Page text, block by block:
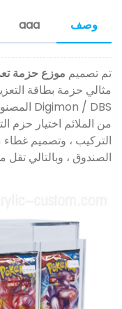
وصف aaa
تم تصميم موزع حزمة
من الملائم اختيار حزم
التركيب ، وتصميم
الصندوق ، وبالتالي تقل